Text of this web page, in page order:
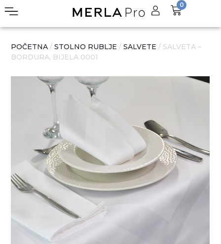
0
POČETNA /STOLNO RUBLJE /SALVETE / SALVETA –
BORDURA, BIJELA 0001